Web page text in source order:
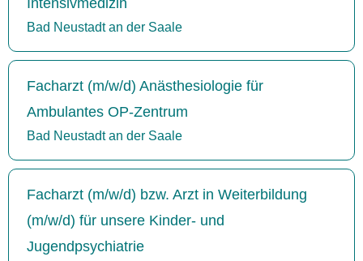
Bad Neustadt an der Saale
Facharzt (m/w/d) Anästhesiologie für
Ambulantes OP-Zentrum
Bad Neustadt an der Saale
Facharzt (m/w/d) bzw. Arzt in Weiterbildung
(m/w/d) für unsere Kinder- und
Jugendpsychiatrie